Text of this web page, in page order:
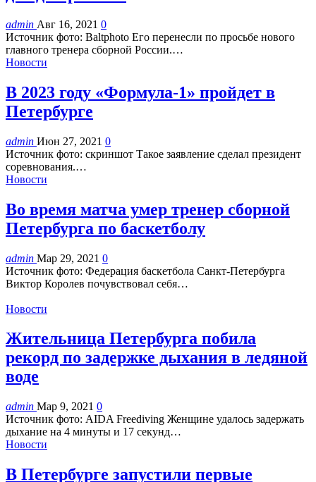
admin Авг 16, 2021 0
Источник фото: Baltphoto Его перенесли по просьбе нового
главного тренера сборной России.…
Новости
В 2023 году «Формула-1» пройдет в
Петербурге
admin Июн 27, 2021 0
Источник фото: скриншот Такое заявление сделал президент
соревнования.…
Новости
Во время матча умер тренер сборной
Петербурга по баскетболу
admin Мар 29, 2021 0
Источник фото: Федерация баскетбола Санкт-Петербурга
Виктор Королев почувствовал себя…
Новости
Жительница Петербурга побила
рекорд по задержке дыхания в ледяной
воде
admin Мар 9, 2021 0
Источник фото: AIDA Freediving Женщине удалось задержать
дыхание на 4 минуты и 17 секунд…
Новости
В Петербурге запустили первые